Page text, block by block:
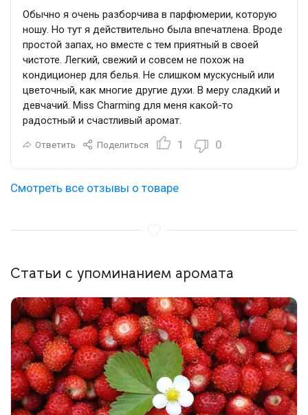
Обычно я очень разборчива в парфюмерии, которую
ношу. Но тут я действительно была впечатлена. Вроде
простой запах, но вместе с тем приятный в своей
чистоте. Легкий, свежий и совсем не похож на
кондиционер для белья. Не слишком мускусный или
цветочный, как многие другие духи. В меру сладкий и
девчачий. Miss Charming для меня какой-то
радостный и счастливый аромат.
Ответить Поделиться 1 0
Смотреть все отзывы о товаре
Статьи с упоминанием аромата